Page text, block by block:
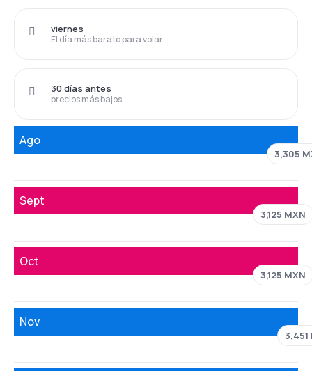
El día más barato para volar
viernes
precios más bajos
30 días antes
Ago
3,305
Sept
3,125 MXN
Oct
3,125 MXN
Nov
3,451